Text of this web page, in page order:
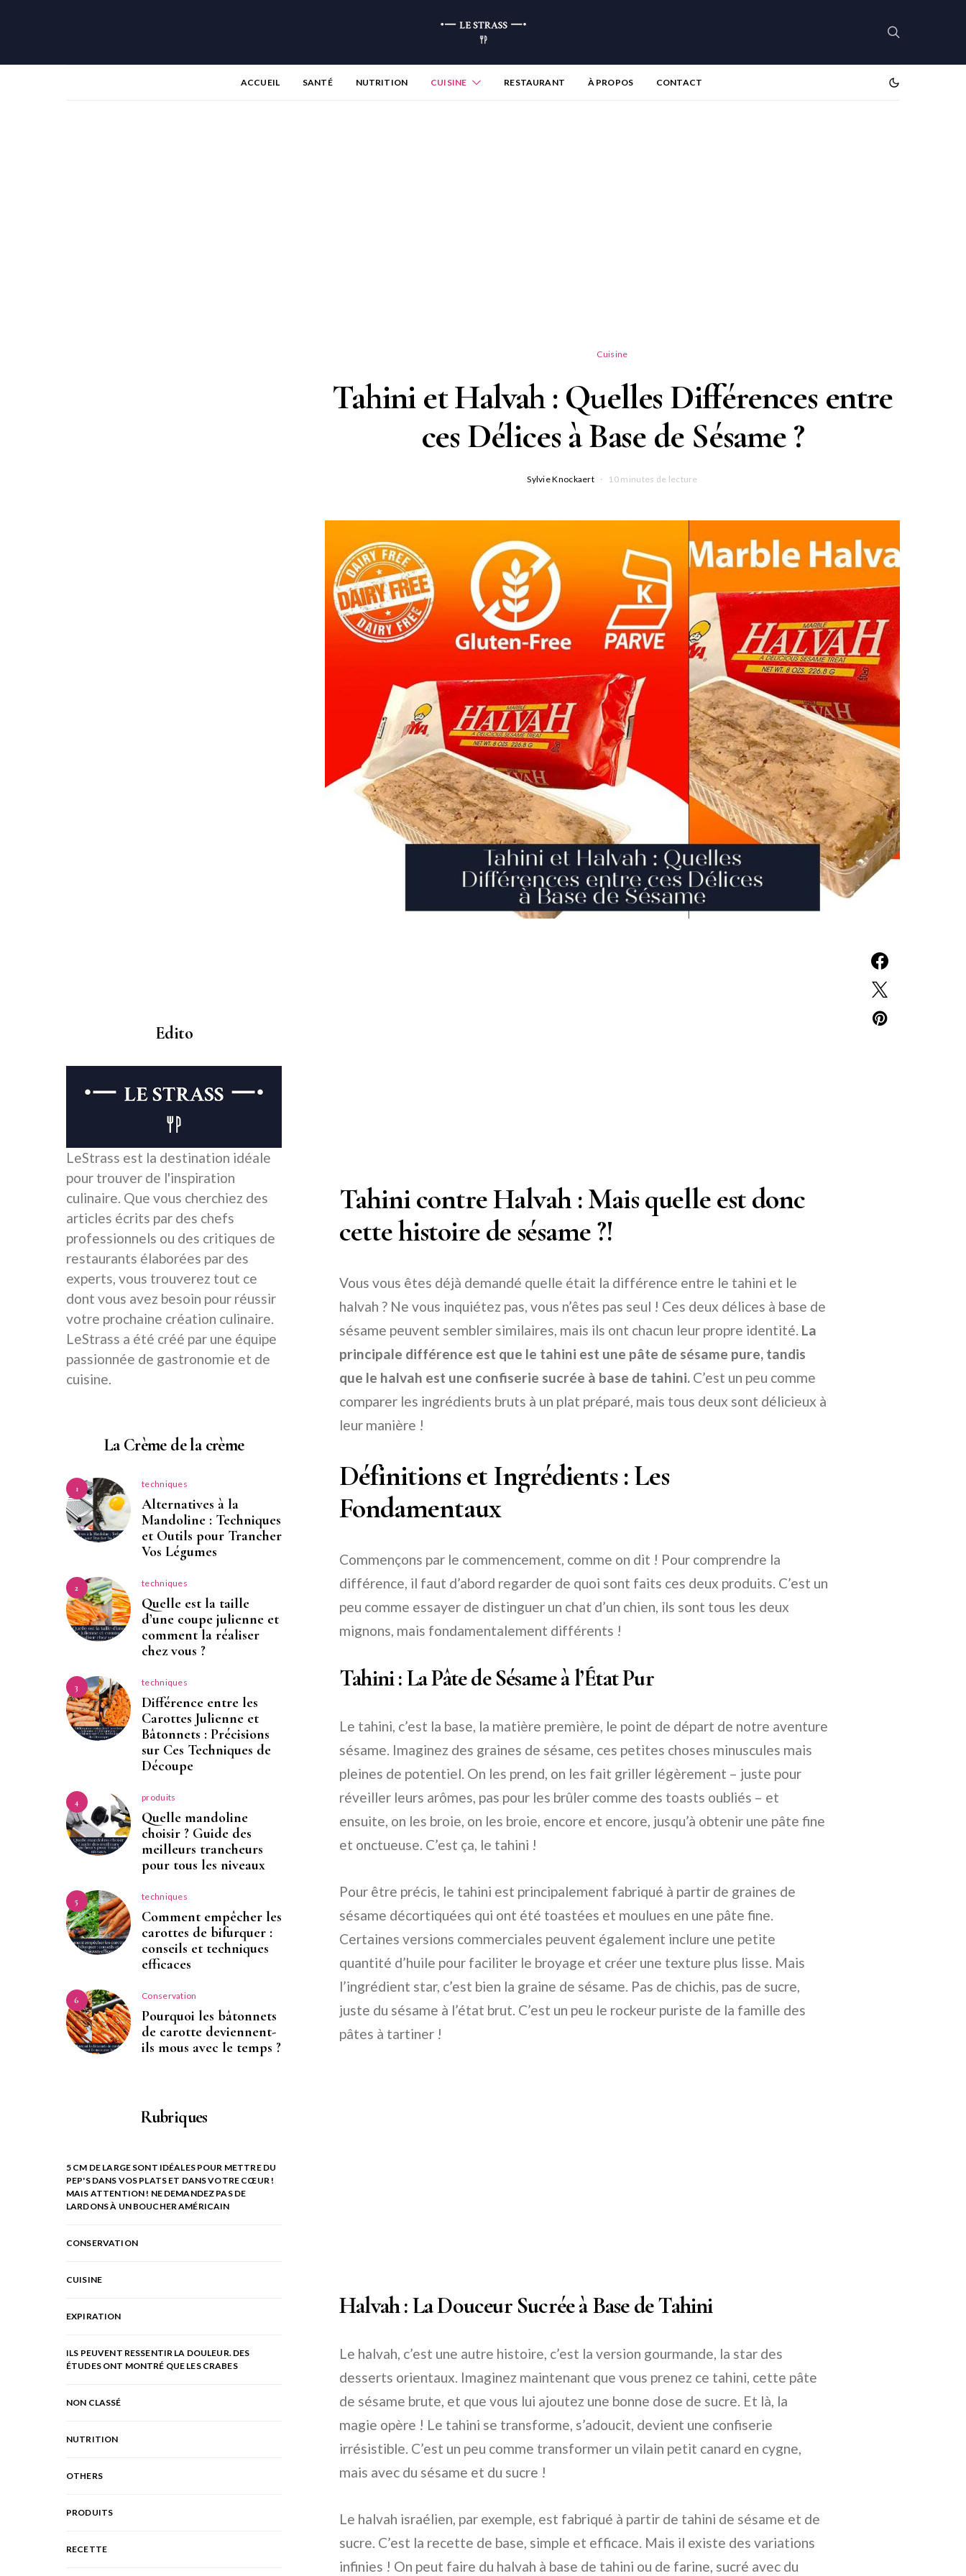
ACCUEIL SANTÉ NUTRITION CUISINE RESTAURANT À PROPOS CONTACT
Cuisine
Tahini et Halvah : Quelles Différences entre
ces Délices à Base de Sésame ?
Sylvie Knockaert 10 minutes de lecture
Tahini contre Halvah : Mais quelle est donc
cette histoire de sésame ?!
Vous vous êtes déjà demandé quelle était la différence entre le tahini et le
halvah ? Ne vous inquiétez pas, vous n’êtes pas seul ! Ces deux délices à base de
sésame peuvent sembler similaires, mais ils ont chacun leur propre identité. La
principale différence est que le tahini est une pâte de sésame pure, tandis
que le halvah est une confiserie sucrée à base de tahini. C’est un peu comme
comparer les ingrédients bruts à un plat préparé, mais tous deux sont délicieux à
leur manière !
Définitions et Ingrédients : Les
Fondamentaux
Commençons par le commencement, comme on dit ! Pour comprendre la
différence, il faut d’abord regarder de quoi sont faits ces deux produits. C’est un
peu comme essayer de distinguer un chat d’un chien, ils sont tous les deux
mignons, mais fondamentalement différents !
Tahini : La Pâte de Sésame à l’État Pur
Le tahini, c’est la base, la matière première, le point de départ de notre aventure
sésame. Imaginez des graines de sésame, ces petites choses minuscules mais
pleines de potentiel. On les prend, on les fait griller légèrement – juste pour
réveiller leurs arômes, pas pour les brûler comme des toasts oubliés – et
ensuite, on les broie, on les broie, encore et encore, jusqu’à obtenir une pâte fine
et onctueuse. C’est ça, le tahini !
Pour être précis, le tahini est principalement fabriqué à partir de graines de
sésame décortiquées qui ont été toastées et moulues en une pâte fine.
Certaines versions commerciales peuvent également inclure une petite
quantité d’huile pour faciliter le broyage et créer une texture plus lisse. Mais
l’ingrédient star, c’est bien la graine de sésame. Pas de chichis, pas de sucre,
juste du sésame à l’état brut. C’est un peu le rockeur puriste de la famille des
pâtes à tartiner !
Halvah : La Douceur Sucrée à Base de Tahini
Le halvah, c’est une autre histoire, c’est la version gourmande, la star des
desserts orientaux. Imaginez maintenant que vous prenez ce tahini, cette pâte
de sésame brute, et que vous lui ajoutez une bonne dose de sucre. Et là, la
magie opère ! Le tahini se transforme, s’adoucit, devient une confiserie
irrésistible. C’est un peu comme transformer un vilain petit canard en cygne,
mais avec du sésame et du sucre !
Le halvah israélien, par exemple, est fabriqué à partir de tahini de sésame et de
sucre. C’est la recette de base, simple et efficace. Mais il existe des variations
infinies ! On peut faire du halvah à base de tahini ou de farine, sucré avec du
Edito
LeStrass est la destination idéale
pour trouver de l'inspiration
culinaire. Que vous cherchiez des
articles écrits par des chefs
professionnels ou des critiques de
restaurants élaborées par des
experts, vous trouverez tout ce
dont vous avez besoin pour réussir
votre prochaine création culinaire.
LeStrass a été créé par une équipe
passionnée de gastronomie et de
cuisine.
La Crème de la crème
1 techniques
Alternatives à la
Mandoline : Techniques
et Outils pour Trancher
Vos Légumes
2 techniques
Quelle est la taille
d’une coupe julienne et
comment la réaliser
chez vous ?
3 techniques
Différence entre les
Carottes Julienne et
Bâtonnets : Précisions
sur Ces Techniques de
Découpe
4 produits
Quelle mandoline
choisir ? Guide des
meilleurs trancheurs
pour tous les niveaux
5 techniques
Comment empêcher les
carottes de bifurquer :
conseils et techniques
efficaces
6 Conservation
Pourquoi les bâtonnets
de carotte deviennent-
ils mous avec le temps ?
Rubriques
5 CM DE LARGE SONT IDÉALES POUR METTRE DU
PEP'S DANS VOS PLATS ET DANS VOTRE CŒUR !
MAIS ATTENTION ! NE DEMANDEZ PAS DE
LARDONS À UN BOUCHER AMÉRICAIN
CONSERVATION
CUISINE
EXPIRATION
ILS PEUVENT RESSENTIR LA DOULEUR. DES
ÉTUDES ONT MONTRÉ QUE LES CRABES
NON CLASSÉ
NUTRITION
OTHERS
PRODUITS
RECETTE